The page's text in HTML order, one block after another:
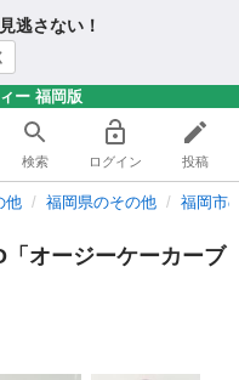
逃さない！
ー 福岡版
検索 ログイン 投稿
他 福岡県のその他 福岡市
「オージーケーカーブ